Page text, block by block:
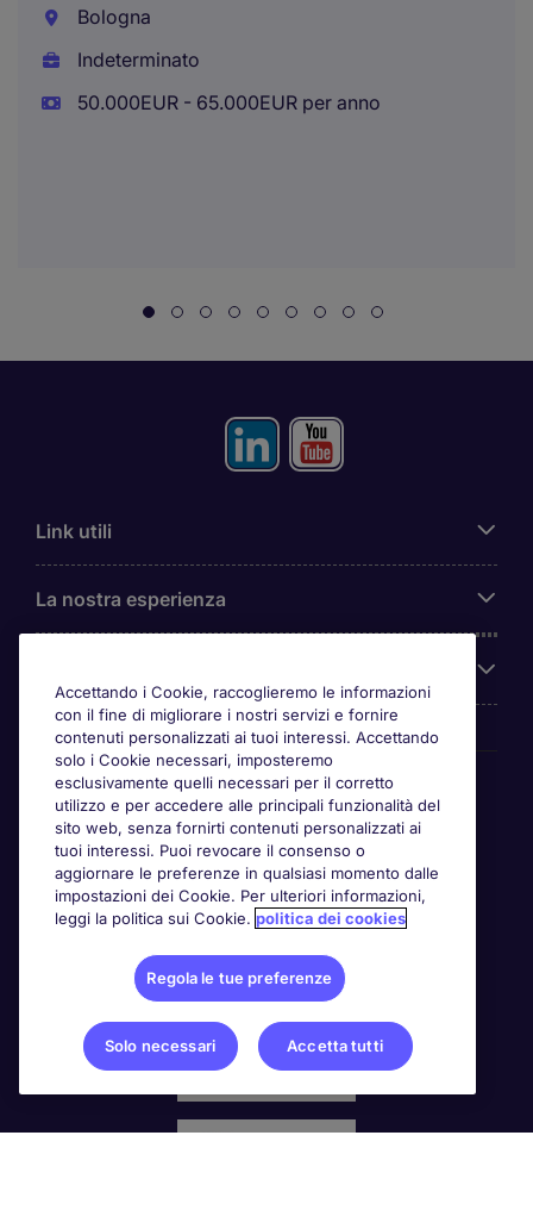
Bologna
Indeterminato
50.000EUR - 65.000EUR per anno
Link utili
La nostra esperienza
Awards
Accettando i Cookie, raccoglieremo le informazioni
con il fine di migliorare i nostri servizi e fornire
contenuti personalizzati ai tuoi interessi. Accettando
solo i Cookie necessari, imposteremo
esclusivamente quelli necessari per il corretto
utilizzo e per accedere alle principali funzionalità del
sito web, senza fornirti contenuti personalizzati ai
tuoi interessi. Puoi revocare il consenso o
aggiornare le preferenze in qualsiasi momento dalle
impostazioni dei Cookie. Per ulteriori informazioni,
leggi la politica sui Cookie. politica dei cookies
Regola le tue preferenze
Solo necessari Accetta tutti